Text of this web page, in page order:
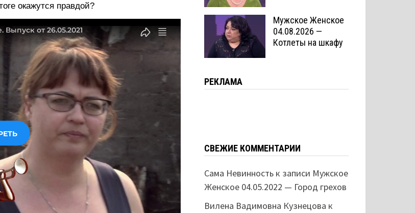
окажутся правдой?
Мужское Женское
04.08.2026 —
Котлеты на шкафу
РЕКЛАМА
СВЕЖИЕ КОММЕНТАРИИ
Сама Невинностьк записи Мужское
Женское 04.05.2022 — Город грехов
Вилена Вадимовна Кузнецова к